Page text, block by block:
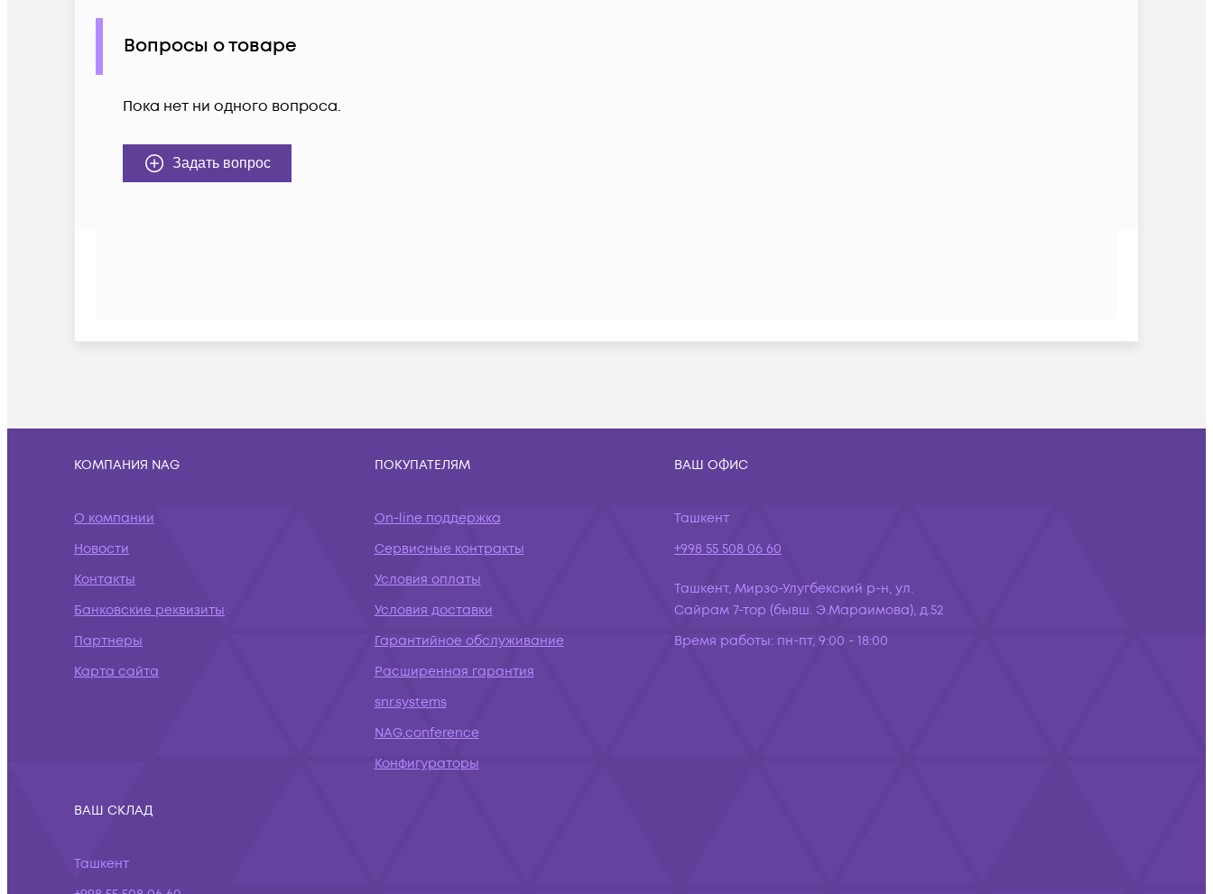
Вопросы о товаре
Пока нет ни одного вопроса.
Задать вопрос
КОМПАНИЯ NAG
О компании
Новости
Контакты
Банковские реквизиты
Партнеры
Карта сайта
ПОКУПАТЕЛЯМ
On-line поддержка
Сервисные контракты
Условия оплаты
Условия доставки
Гарантийное обслуживание
Расширенная гарантия
snr.systems
NAG.conference
Конфигураторы
ВАШ ОФИС
Ташкент
+998 55 508 06 60
Ташкент, Мирзо-Улугбекский р-н, ул.
Сайрам 7-тор (бывш. Э.Мараимова), д.52
Время работы: пн-пт, 9:00 - 18:00
ВАШ СКЛАД
Ташкент